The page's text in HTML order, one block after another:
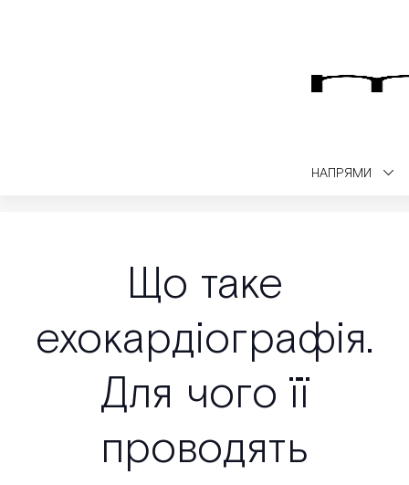
НАПРЯМИ
Що таке
ехокардіографія.
Для чого її
проводять